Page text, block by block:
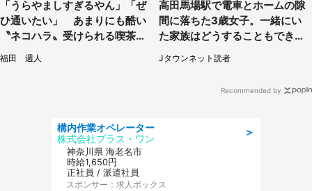
「うらやましすぎるやん」「ぜ
ひ通いたい」 あまりにも酷い
〝ネコハラ〟受けられる喫茶店
に5.3万人驚がく
福田 週人
高田馬場駅で電車とホームの隙
間に落ちた3歳女子。一緒にい
た家族はどうすることもできな
くて...（埼玉県・50代女性）
Jタウンネット読者
Recommended by
＞
構内作業オペレーター
株式会社プラス・ワン
神奈川県 海老名市
時給1,650円
正社員 / 派遣社員
スポンサー：求人ボックス